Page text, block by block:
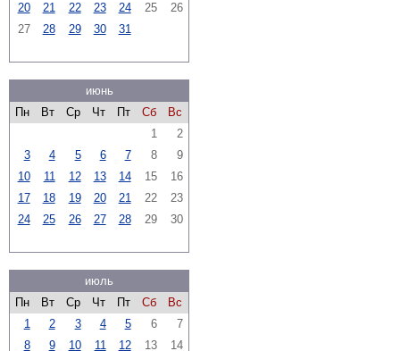
20
21 22 23 24 25
26
27
28 29 30 31
июнь
Пн
Вт Ср Чт Пт Сб
Вс
1
2
3
4 5 6 7 8
9
10
11 12 13 14 15
16
17
18 19 20 21 22
23
24
25 26 27 28 29 30
июль
Пн
Вт Ср Чт Пт Сб
Вс
1
2 3 4 5 6
7
8
9 10 11 12 13
14